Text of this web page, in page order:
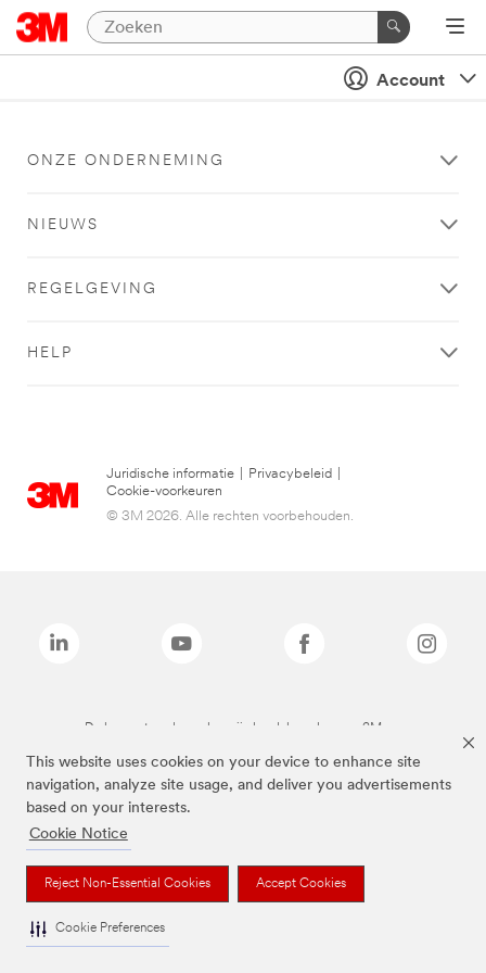
This website uses cookies on your device to enhance site
navigation, analyze site usage, and deliver you advertisements
based on your interests.
Cookie Notice
Reject Non-Essential Cookies Accept Cookies
Cookie Preferences
Account
ONZE ONDERNEMING
NIEUWS
REGELGEVING
HELP
Juridische informatie Privacybeleid
Cookie-voorkeuren
© 3M 2026. Alle rechten voorbehouden.
De bovenstaande merken zijn handelsmerken van 3M.we